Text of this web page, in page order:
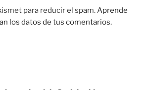
para reducir el spam.Aprende
los datos de tus comentarios.